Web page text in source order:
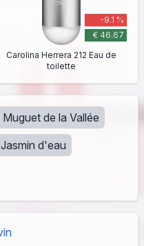
-9.1 %
€ 46.67
Carolina Herrera 212 Eau de
toilette
Muguet de la Vallée
Jasmin d'eau